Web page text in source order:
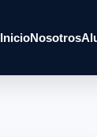
InicioNosotros